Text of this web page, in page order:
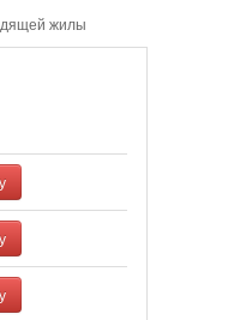
жилы